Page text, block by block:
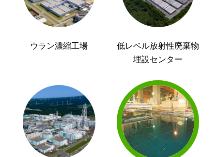
ウラン濃縮工場
低レベル放射性廃棄物
埋設センター